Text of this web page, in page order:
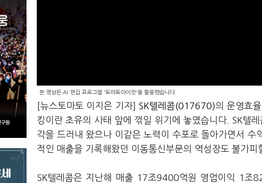
본 영상은 AI 편집 프로그램 '토마토아이컷'을 활용했습니다.
[뉴스토마토 이지은 기자] SK텔레콤(017670)의 운영효
킹이란 초유의 사태 앞에 꺾일 위기에 놓였습니다. SK텔
각을 드러내 왔으나 이같은 노력이 수포로 돌아가면서
적인 매출을 기록해왔던 이동통신부문의 역성장도 불가피
SK텔레콤은 지난해 매출 17조9400억원 영업이익 1조